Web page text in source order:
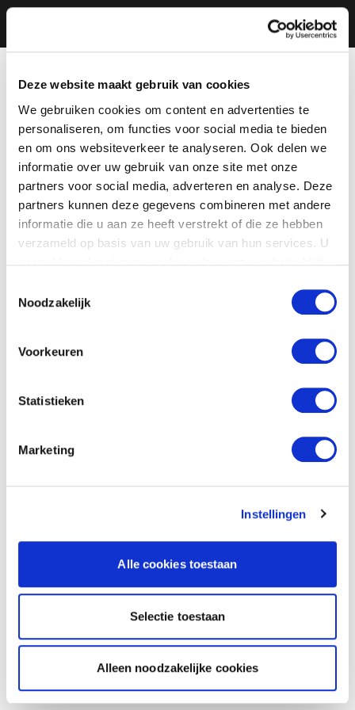
Deze website maakt gebruik van cookies
We gebruiken cookies om content en advertenties te
personaliseren, om functies voor social media te bieden
en om ons websiteverkeer te analyseren. Ook delen we
informatie over uw gebruik van onze site met onze
partners voor social media, adverteren en analyse. Deze
partners kunnen deze gegevens combineren met andere
informatie die u aan ze heeft verstrekt of die ze hebben
verzameld op basis van uw gebruik van hun services. U
Noodzakelijk
Voorkeuren
Statistieken
Marketing
Instellingen
Alle cookies toestaan
Selectie toestaan
Alleen noodzakelijke cookies